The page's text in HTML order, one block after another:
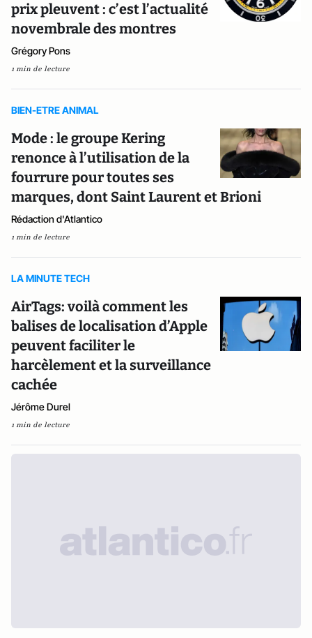
prix pleuvent : c’est l’actualité
novembrale des montres
Grégory Pons
1 min de lecture
BIEN-ETRE ANIMAL
Mode : le groupe Kering
renonce à l’utilisation de la
fourrure pour toutes ses
marques, dont Saint Laurent et Brioni
Rédaction d'Atlantico
1 min de lecture
LA MINUTE TECH
AirTags: voilà comment les
balises de localisation d’Apple
peuvent faciliter le
harcèlement et la surveillance
cachée
Jérôme Durel
1 min de lecture